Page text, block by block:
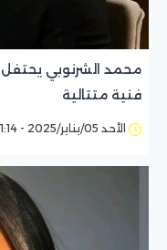
فنية متتالية
الأحد 05/يناير/2025 - 01:14 م